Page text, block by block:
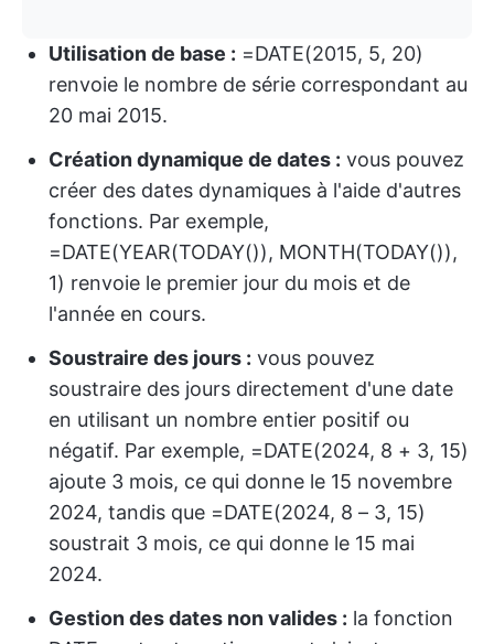
Utilisation de base : =DATE(2015, 5, 20)
renvoie le nombre de série correspondant au
20 mai 2015.
Création dynamique de dates : vous pouvez
créer des dates dynamiques à l'aide d'autres
fonctions. Par exemple,
=DATE(YEAR(TODAY()), MONTH(TODAY()),
1) renvoie le premier jour du mois et de
l'année en cours.
Soustraire des jours : vous pouvez
soustraire des jours directement d'une date
en utilisant un nombre entier positif ou
négatif. Par exemple, =DATE(2024, 8 + 3, 15)
ajoute 3 mois, ce qui donne le 15 novembre
2024, tandis que =DATE(2024, 8 – 3, 15)
soustrait 3 mois, ce qui donne le 15 mai
2024.
Gestion des dates non valides : la fonction